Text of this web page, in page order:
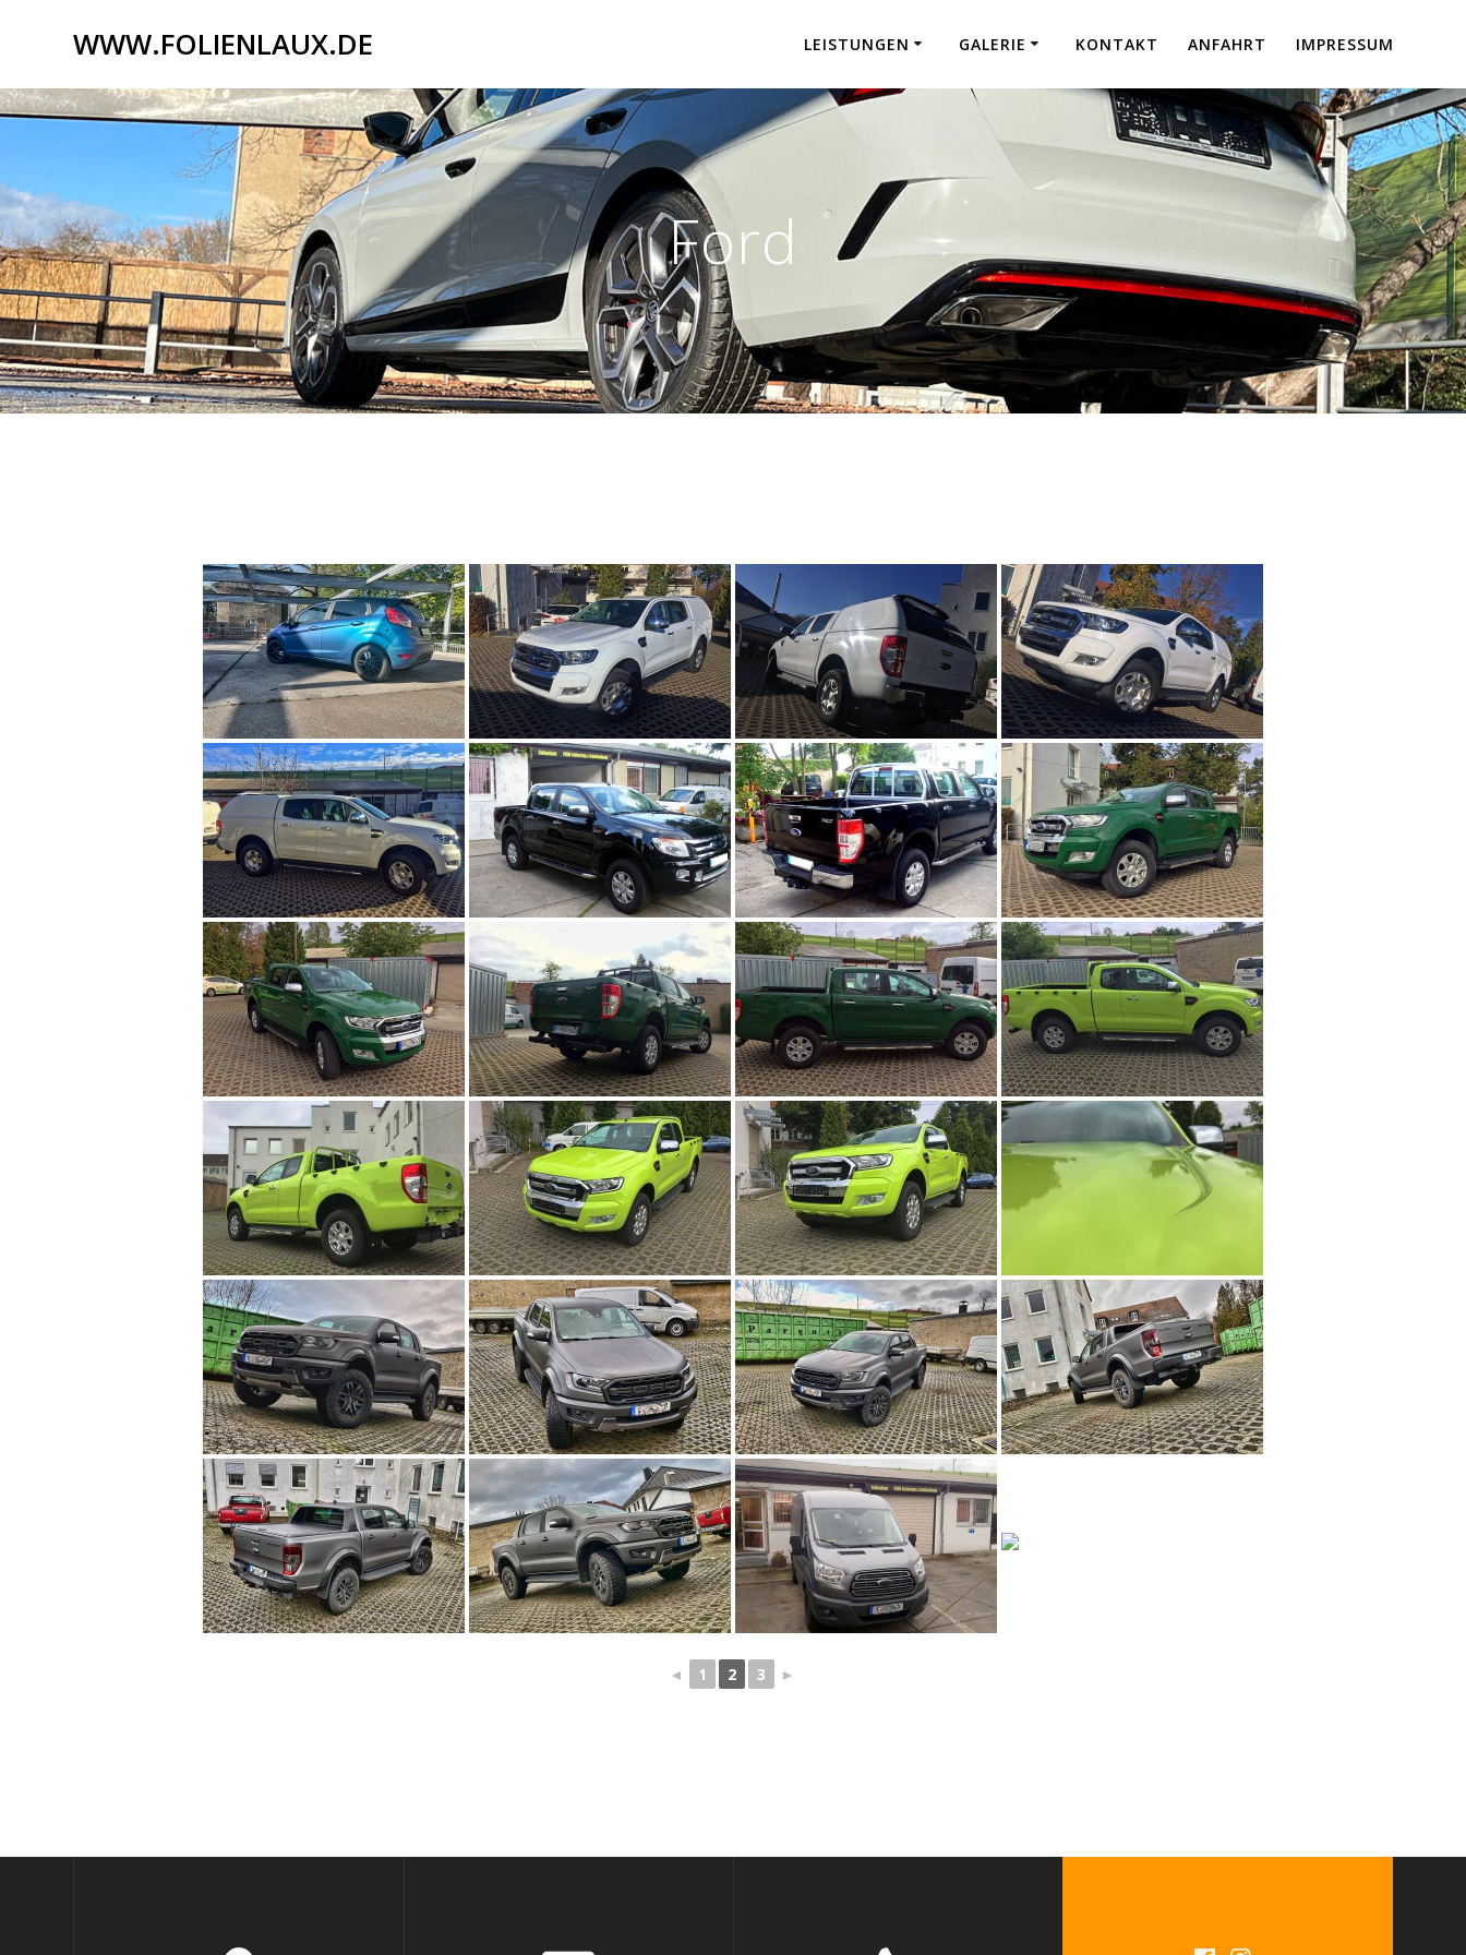
WWW.FOLIENLAUX.DE LEISTUNGEN GALERIE KONTAKT ANFAHRT IMPRESSUM
Ford
◄ 1 2 3 ►